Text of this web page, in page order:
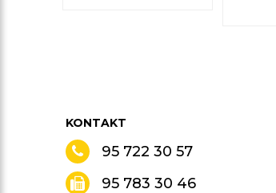
KONTAKT
95 722 30 57
95 783 30 46